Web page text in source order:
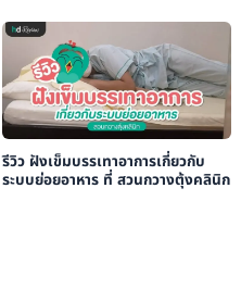
รีวิว ฝังเข็มบรรเทาอาการเกี่ยวกับ
ระบบย่อยอาหาร ที่ สวนกวางตุ้งคลินิก